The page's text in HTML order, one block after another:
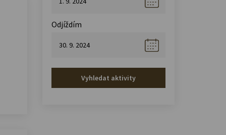
Odjíždím
Vyhledat aktivity